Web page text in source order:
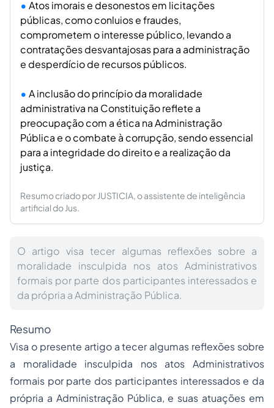
Atos imorais e desonestos em licitações
públicas, como conluios e fraudes,
comprometem o interesse público, levando a
contratações desvantajosas para a administração
e desperdício de recursos públicos.
A inclusão do princípio da moralidade
administrativa na Constituição reflete a
preocupação com a ética na Administração
Pública e o combate à corrupção, sendo essencial
para a integridade do direito e a realização da
justiça.
Resumo criado por JUSTICIA, o assistente de inteligência
artificial do Jus.
O artigo visa tecer algumas reflexões sobre a
moralidade insculpida nos atos Administrativos
formais por parte dos participantes interessados e
da própria a Administração Pública.
Resumo
Visa o presente artigo a tecer algumas reflexões sobre
a moralidade insculpida nos atos Administrativos
formais por parte dos participantes interessados e da
própria a Administração Pública, e suas atuações em